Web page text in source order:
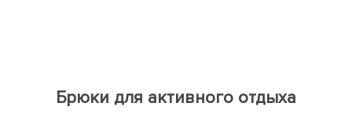
Брюки для активного отдыха